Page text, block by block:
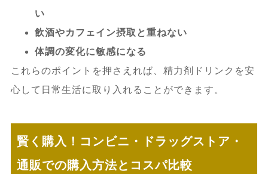
い
飲酒やカフェイン摂取と重ねない
体調の変化に敏感になる
これらのポイントを押さえれば、精力剤ドリンクを安
心して日常生活に取り入れることができます。
賢く購入！コンビニ・ドラッグストア・
通販での購入方法とコスパ比較